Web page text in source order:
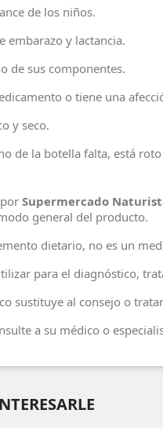
de los niños.
embarazo y lactancia.
de sus componentes.
o tiene una
y seco.
de la botella falta, está
Supermercado
general del producto.
dietario, no es un
para el diagnóstico,
sustituye al consejo o
a su médico o